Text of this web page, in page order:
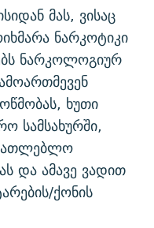
მას, ვისაც
ნარკოტიკი
ნარკოლოგიურ
ხუთი
სამსახურში,
და ამავე ვადით
ქონის